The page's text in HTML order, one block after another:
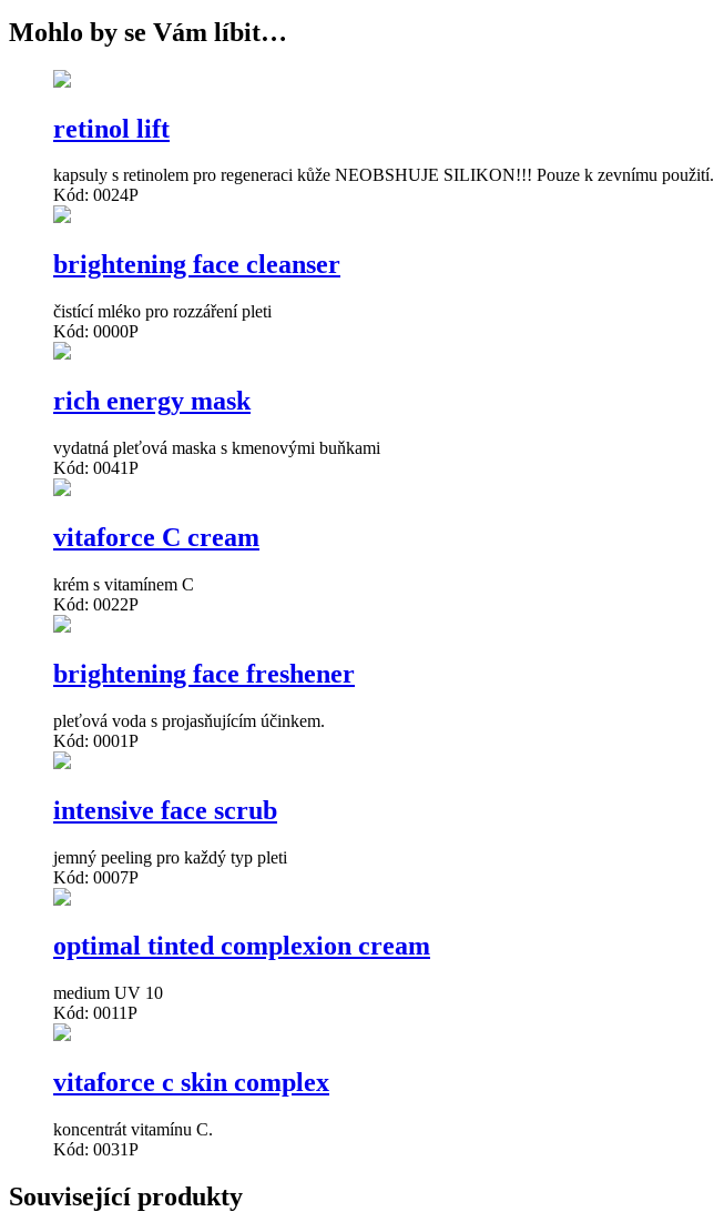
Mohlo by se Vám líbit…
retinol lift
kapsuly s retinolem pro regeneraci kůže NEOBSHUJE SILIKON!!! Pouze k zevnímu použití.
Kód: 0024P
brightening face cleanser
čistící mléko pro rozzáření pleti
Kód: 0000P
rich energy mask
vydatná pleťová maska s kmenovými buňkami
Kód: 0041P
vitaforce C cream
krém s vitamínem C
Kód: 0022P
brightening face freshener
pleťová voda s projasňujícím účinkem.
Kód: 0001P
intensive face scrub
jemný peeling pro každý typ pleti
Kód: 0007P
optimal tinted complexion cream
medium UV 10
Kód: 0011P
vitaforce c skin complex
koncentrát vitamínu C.
Kód: 0031P
Související produkty